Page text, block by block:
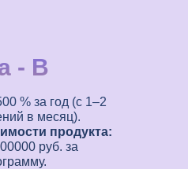
- В
% за год (с 1–2
в месяц).
продукта:
руб. за